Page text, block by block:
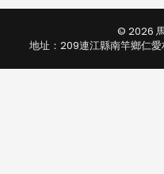
© 2026
地址：209連江縣南竿鄉仁